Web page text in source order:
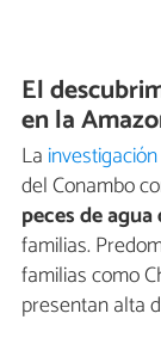
El
en la
La
del Conambo
peces de
familias.
familias como
presentan alta